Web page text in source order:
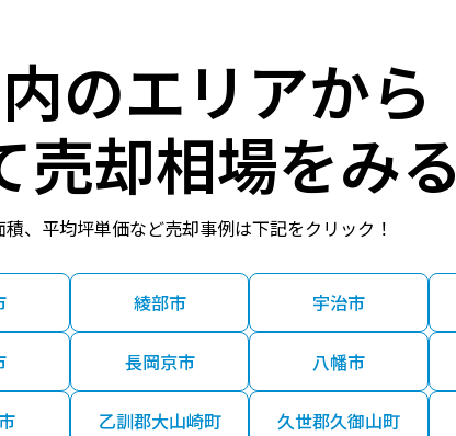
内のエリアから
売却相場をみる
、平均坪単価など売却事例は下記をクリック！
綾部市 宇治市
長岡京市 八幡市
乙訓郡大山崎町 久世郡久御山町